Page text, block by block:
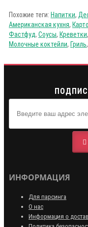
Похожие теги: Напитки,
Американская кухня,
Фастфуд, Соусы, Креветки,
Молочные коктейли, Гриль,
ИНФОРМАЦИЯ
Для парсинга
О нас
Информация о